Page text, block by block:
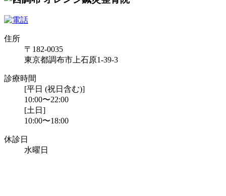
住所
〒182-0035
東京都調布市上石原1-39-3
診療時間
[平日 (祝日含む)]
10:00〜22:00
[土日]
10:00〜18:00
休診日
水曜日